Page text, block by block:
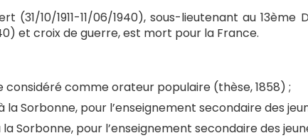
(31/10/1911-11/06/1940), sous-lieutenant au
et croix de guerre, est mort pour la France.
considéré comme orateur populaire (thèse, 1858) ;
la Sorbonne, pour l’enseignement secondaire des
la Sorbonne, pour l’enseignement secondaire des